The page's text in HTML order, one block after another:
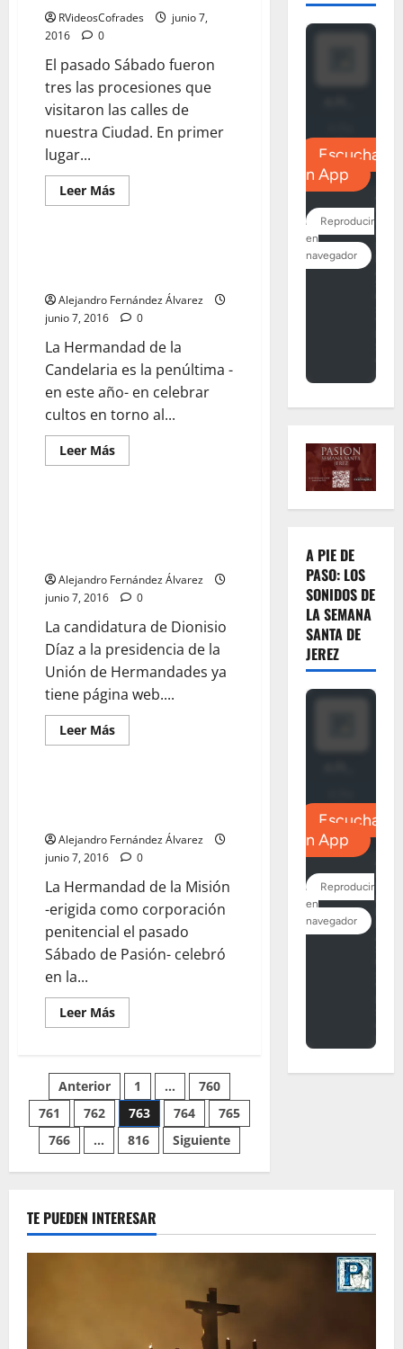
RVideosCofrades
junio 7,
2016
0
El pasado Sábado fueron
tres las procesiones que
visitaron las calles de
nuestra Ciudad. En primer
lugar...
Leer MásLeer
más
y
la
Virgen
de
Fátima
en
Vídeo
Alejandro Fernández Álvarez
junio 7, 2016
0
La Hermandad de la
Candelaria es la penúltima -
en este año- en celebrar
cultos en torno al...
Leer MásLeer
más
la
Candelaria
Alejandro Fernández Álvarez
junio 7, 2016
0
La candidatura de Dionisio
Díaz a la presidencia de la
Unión de Hermandades ya
tiene página web....
Leer MásLeer
más
a
la
Unión
de
Hermandades,
al
detalle
Alejandro Fernández Álvarez
junio 7, 2016
0
La Hermandad de la Misión
-erigida como corporación
penitencial el pasado
Sábado de Pasión- celebró
en la...
Leer MásLeer
más
nazarenos
la
Misión
serán
mercedarios
Paginación
de
entradas
Anterior 1 …
760
761
762 763 764
765
766
… 816 Siguiente
A PIE DE
PASO: LOS
SONIDOS DE
LA SEMANA
SANTA DE
JEREZ
TE PUEDEN INTERESAR